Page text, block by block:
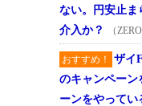
ない。円安止ま
介入か？
（ZERO
おすすめ！
ザイ
のキャンペーン
ーンをやってい